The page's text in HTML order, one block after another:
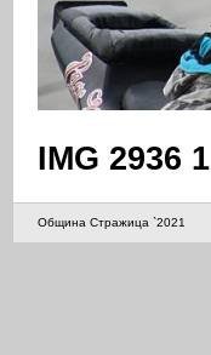
IMG 2936 1
Община Стражица `2021